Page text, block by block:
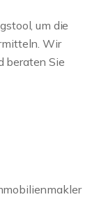
um die
Wir
beraten Sie